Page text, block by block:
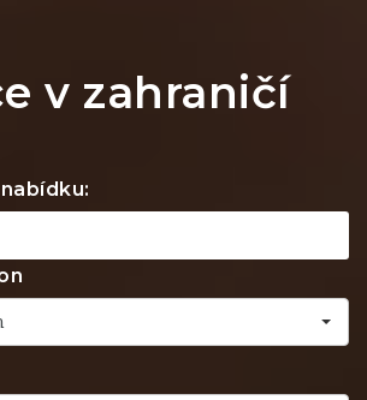
v zahraničí